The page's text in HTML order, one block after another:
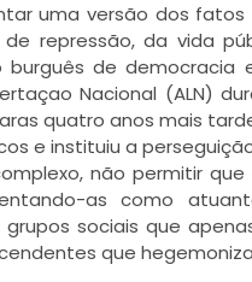
uma versão dos
repressão, da vida
burguês de
Nacional (ALN)
quatro anos mais
e instituiu a
não permitir
as como
sociais que
que